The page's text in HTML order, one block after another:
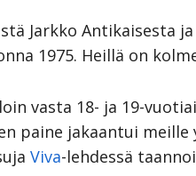
Jarkko Antikaisesta ja
1975. Heillä on
vasta 18- ja 19-
paine jakaantui meille
Viva-lehdessä